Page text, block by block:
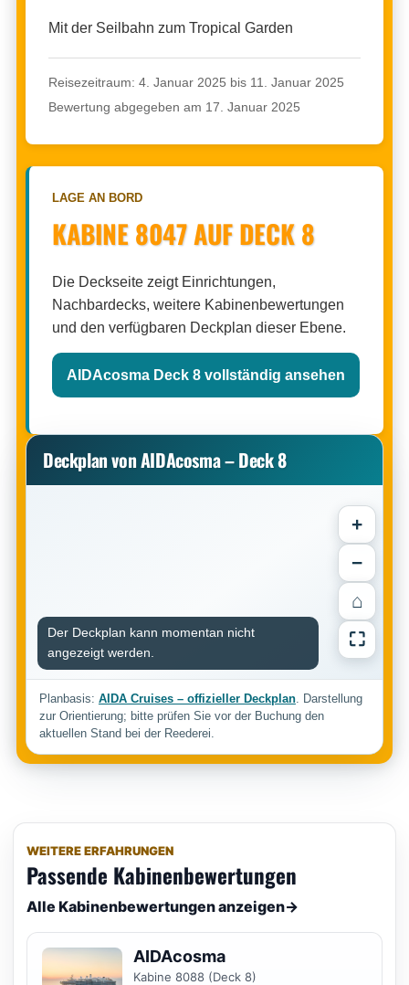
Mit der Seilbahn zum Tropical Garden
Reisezeitraum: 4. Januar 2025 bis 11. Januar 2025
Bewertung abgegeben am 17. Januar 2025
LAGE AN BORD
KABINE 8047 AUF DECK 8
Die Deckseite zeigt Einrichtungen,
Nachbardecks, weitere Kabinenbewertungen
und den verfügbaren Deckplan dieser Ebene.
AIDAcosma Deck 8 vollständig ansehen
Deckplan von AIDAcosma – Deck 8
+
−
⌂
⛶
Der Deckplan kann momentan nicht
angezeigt werden.
Planbasis: AIDA Cruises – offizieller Deckplan. Darstellung
zur Orientierung; bitte prüfen Sie vor der Buchung den
aktuellen Stand bei der Reederei.
WEITERE ERFAHRUNGEN
Passende Kabinenbewertungen
Alle Kabinenbewertungen anzeigen→
AIDAcosma
Kabine 8088 (Deck 8)